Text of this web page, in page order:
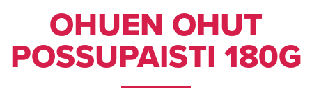
OHUEN OHUT
POSSUPAISTI 180G